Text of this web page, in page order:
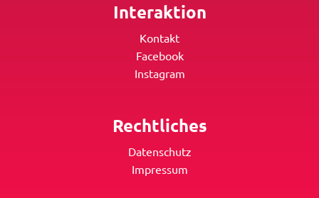
Interaktion
Kontakt
Facebook
Instagram
Rechtliches
Datenschutz
Impressum